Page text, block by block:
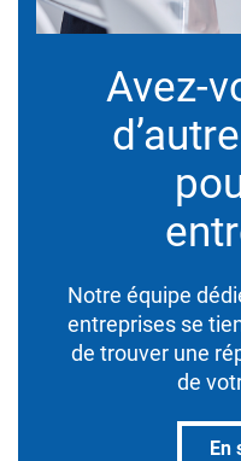
Avez-
Notre équipe
entreprises se
de trouver une
de
En